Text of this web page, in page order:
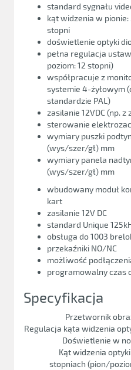
standard sygnału
kąt widzenia w
stopni
doświetlenie optyki
pełna regulacja
poziom: 12 stopni)
współpracuje z
systemie 4-żyłowym
standardzie PAL)
zasilanie 12VDC (np. z
sterowanie
wymiary puszki
(wys/szer/gł) mm
wymiary panela
(wys/szer/gł) mm
wbudowany moduł
kart
zasilanie 12V DC
standard Unique
obsługa do 1003
przekaźniki NO/NC
możliwość
programowalny czas
Specyfikacja
Przetwornik
Regulacja kąta widzenia
Doświetlenie w
Kąt widzenia
stopniach (pion/